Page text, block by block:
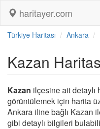
haritayer.com
Türkiye Haritası Ankara
Kazan
Kazan ilçesine ait
görüntülemek için harita
Ankara iline bağlı Kazan
gibi detaylı bilgileri